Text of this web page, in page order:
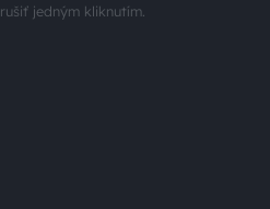
jedným kliknutím.